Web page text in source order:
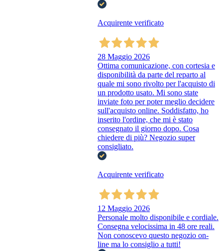
Acquirente verificato
28 Maggio 2026
Ottima comunicazione, con cortesia e
disponibilità da parte del reparto al
quale mi sono rivolto per l'acquisto di
un prodotto usato. Mi sono state
inviate foto per poter meglio decidere
sull'acquisto online. Soddisfatto, ho
inserito l'ordine, che mi è stato
consegnato il giorno dopo. Cosa
chiedere di più? Negozio super
consigliato.
Acquirente verificato
12 Maggio 2026
Personale molto disponibile e cordiale.
Consegna velocissima in 48 ore reali.
Non conoscevo questo negozio on-
line ma lo consiglio a tutti!